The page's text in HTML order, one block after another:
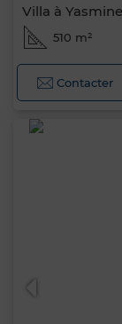
Villa à
510 m²
Contacter